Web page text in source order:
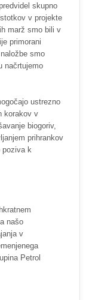
skupno
v projekte
marž smo bili v
primorani
smo
načrtujemo
ustrezno
korakov v
biogoriv,
prihrankov
poziva k
našo
v
Petrol